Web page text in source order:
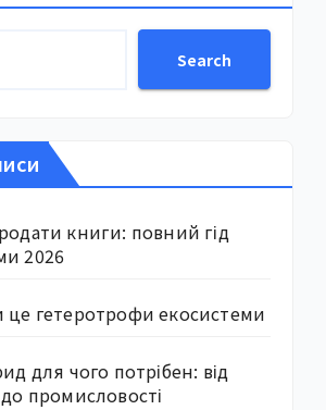
Search
книги: повний гід
2026
це гетеротрофи екосистеми
для чого потрібен: від
промисловості